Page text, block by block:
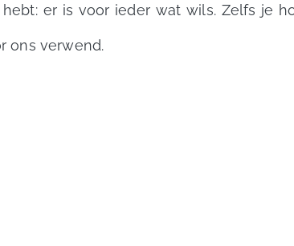
er is voor ieder wat wils. Zelfs je
ons verwend.